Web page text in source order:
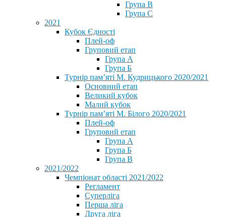
Група B
Група C
2021
Кубок Єдності
Плей-оф
Груповий етап
Група А
Група Б
Турнір пам’яті М. Кудрицького 2020/2021
Основний етап
Великий кубок
Малий кубок
Турнір пам’яті М. Білого 2020/2021
Плей-оф
Груповий етап
Група А
Група Б
Група В
2021/2022
Чемпіонат області 2021/2022
Регламент
Суперліга
Перша ліга
Друга ліга